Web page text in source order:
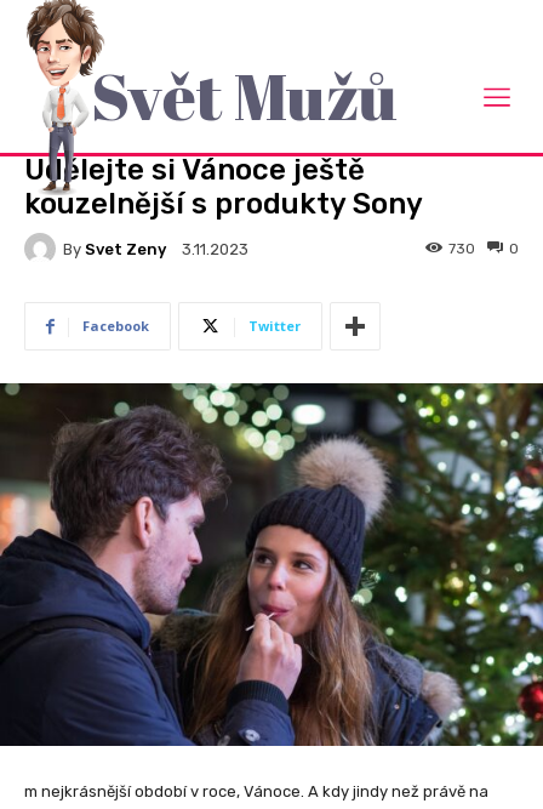
Svět Mužů
Domů Rady a návody
RADY A NÁVODY
Udělejte si Vánoce ještě
kouzelnější s produkty Sony
By Svet Zeny 3.11.2023 0
730
Facebook Twitter
m nejkrásnější období v roce, Vánoce. A kdy jindy než právě na